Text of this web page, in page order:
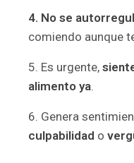
4. No se
comiendo aunque
5. Es urgente,
alimento ya.
6. Genera
culpabilidad o